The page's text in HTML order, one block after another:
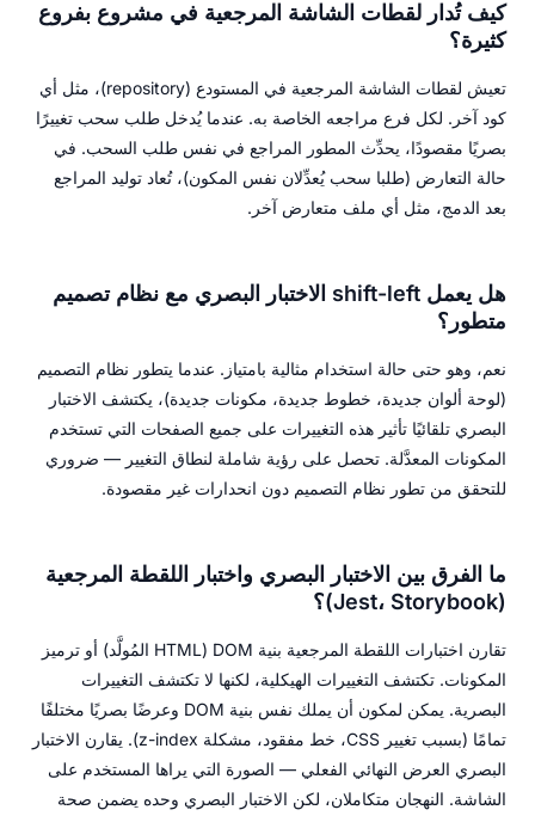
كيف تُدار لقطات الشاشة المرجعية في مشروع بفروع
كثيرة؟
تعيش لقطات الشاشة المرجعية في المستودع (repository)، مثل أي
كود آخر. لكل فرع مراجعه الخاصة به. عندما يُدخل طلب سحب تغييرًا
بصريًا مقصودًا، يحدِّث المطور المراجع في نفس طلب السحب. في
حالة التعارض (طلبا سحب يُعدِّلان نفس المكون)، تُعاد توليد المراجع
بعد الدمج، مثل أي ملف متعارض آخر.
هل يعمل shift-left الاختبار البصري مع نظام تصميم
متطور؟
نعم، وهو حتى حالة استخدام مثالية بامتياز. عندما يتطور نظام التصميم
(لوحة ألوان جديدة، خطوط جديدة، مكونات جديدة)، يكتشف الاختبار
البصري تلقائيًا تأثير هذه التغييرات على جميع الصفحات التي تستخدم
المكونات المعدَّلة. تحصل على رؤية شاملة لنطاق التغيير — ضروري
للتحقق من تطور نظام التصميم دون انحدارات غير مقصودة.
ما الفرق بين الاختبار البصري واختبار اللقطة المرجعية
(Jest، Storybook)؟
تقارن اختبارات اللقطة المرجعية بنية DOM (HTML المُولَّد) أو ترميز
المكونات. تكتشف التغييرات الهيكلية، لكنها لا تكتشف التغييرات
البصرية. يمكن لمكون أن يملك نفس بنية DOM وعرضًا بصريًا مختلفًا
تمامًا (بسبب تغيير CSS، خط مفقود، مشكلة z-index). يقارن الاختبار
البصري العرض النهائي الفعلي — الصورة التي يراها المستخدم على
الشاشة. النهجان متكاملان، لكن الاختبار البصري وحده يضمن صحة